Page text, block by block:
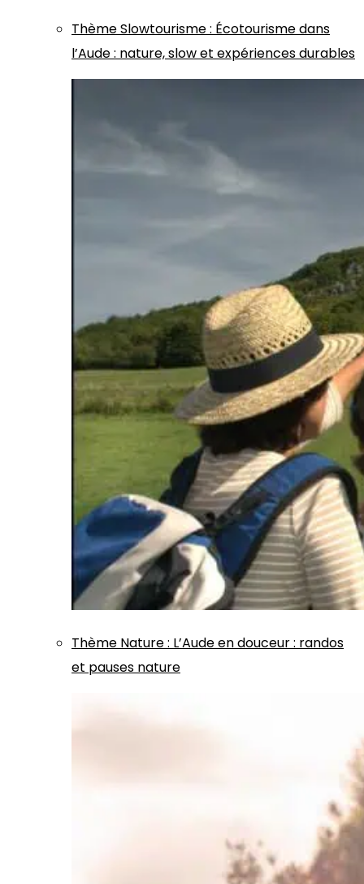
ThèmeSlowtourisme: Écotourisme dans
l’Aude : nature, slow et expériences durables
Thème Nature: L’Aude en douceur : randos
et pauses nature